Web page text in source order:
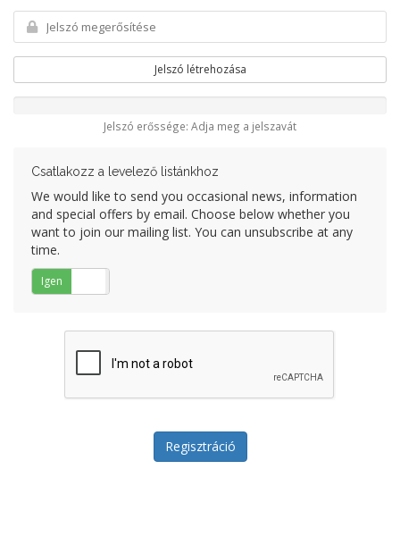
Jelszó létrehozása
Jelszó erőssége: Adja meg a jelszavát
Csatlakozz a levelező listánkhoz
We would like to send you occasional news, information
and special offers by email. Choose below whether you
want to join our mailing list. You can unsubscribe at any
time.
Igen